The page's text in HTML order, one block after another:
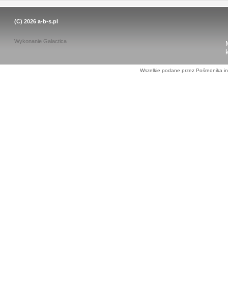
(C) 2026 a-b-s.pl
Wykonanie Galactica
Wszelkie podane przez Pośrednika